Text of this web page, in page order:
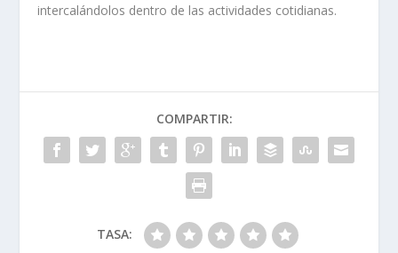
intercalándolos dentro de las actividades cotidianas.
COMPARTIR:
TASA: